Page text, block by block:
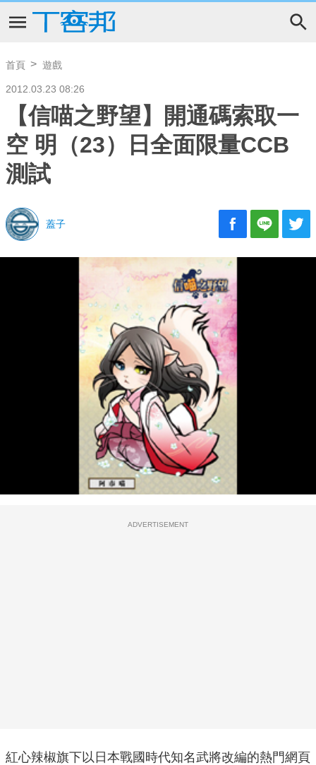
首頁 遊戲
2012.03.23 08:26
【信喵之野望】開通碼索取一
空 明（23）日全面限量CCB
測試
蓋子
ADVERTISEMENT
紅心辣椒旗下以日本戰國時代知名武將改編的熱門網頁